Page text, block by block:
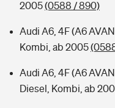
2005(0588 / 890)
Audi A6, 4F (A6
Kombi, ab 2005
Audi A6, 4F (A6
Diesel, Kombi, ab